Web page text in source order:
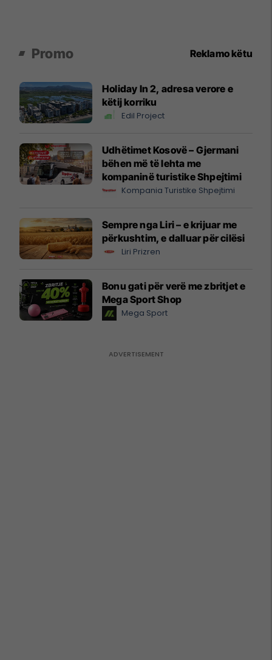
Promo Reklamo këtu
Holiday In 2, adresa verore e
këtij korriku
Edil Project
Udhëtimet Kosovë – Gjermani
bëhen më të lehta me
kompaninë turistike Shpejtimi
Kompania Turistike Shpejtimi
Sempre nga Liri – e krijuar me
përkushtim, e dalluar për cilësi
Liri Prizren
Bonu gati për verë me zbritjet e
Mega Sport Shop
Mega Sport